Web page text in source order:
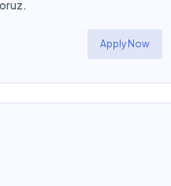
Apply Now